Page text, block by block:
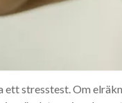
stresstest. Om